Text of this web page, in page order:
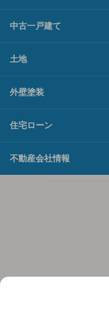
中古一戸建て
土地
外壁塗装
住宅ローン
不動産会社情報